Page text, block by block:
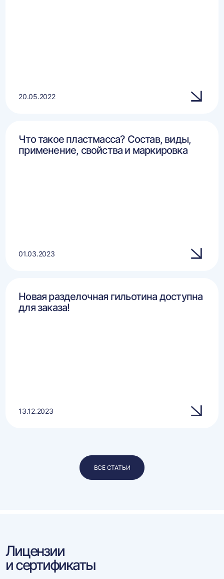
20.05.2022
Что такое пластмасса? Состав, виды,
применение, свойства и маркировка
01.03.2023
Новая разделочная гильотина доступна
для заказа!
13.12.2023
ВСЕ СТАТЬИ
Лицензии
и сертификаты